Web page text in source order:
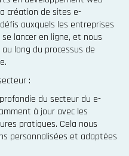
création de sites e-
auxquels les entreprises
lancer en ligne, et nous
long du processus de
:
du secteur du e-
à jour avec les
pratiques. Cela nous
personnalisées et adaptées